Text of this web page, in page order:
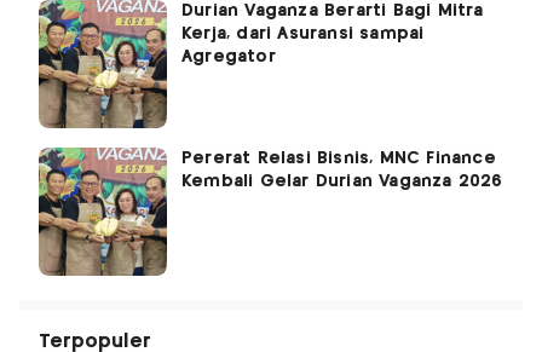
Durian Vaganza Berarti Bagi Mitra
Kerja, dari Asuransi sampai
Agregator
Pererat Relasi Bisnis, MNC Finance
Kembali Gelar Durian Vaganza 2026
Terpopuler